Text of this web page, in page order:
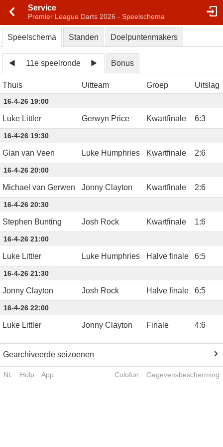
Service
Premier League Darts 2026 - Speelschema
Speelschema Standen Doelpuntenmakers
11e speelronde Bonus
Thuis Uitteam Groep Uitslag
16-4-26 19:00
Luke Littler Gerwyn Price Kwartfinale 6:3
16-4-26 19:30
Gian van Veen Luke Humphries Kwartfinale 2:6
16-4-26 20:00
Michael van Gerwen Jonny Clayton Kwartfinale 2:6
16-4-26 20:30
Stephen Bunting Josh Rock Kwartfinale 1:6
16-4-26 21:00
Luke Littler Luke Humphries Halve finale 6:5
16-4-26 21:30
Jonny Clayton Josh Rock Halve finale 6:5
16-4-26 22:00
Luke Littler Jonny Clayton Finale 4:6
Gearchiveerde seizoenen
NL Hulp App Colofon Gegevensbescherming